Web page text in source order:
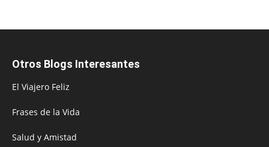
Otros Blogs Interesantes
El Viajero Feliz
Frases de la Vida
Salud y Amistad